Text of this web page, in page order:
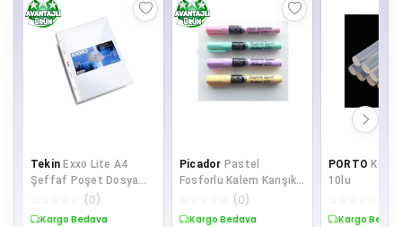
Tekin Exxo Lite A4
Şeffaf Poşet Dosya
100'lü Paket
(0)
Kargo Bedava
Picador Pastel
Fosforlu Kalem Karışık
4 Renk 421(0)
Kargo Bedava
PORTO Kalın
10lu
Kargo